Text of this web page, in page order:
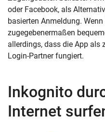
oder Facebook, als
basierten Anmeldung. Wenn
zugegebenermaßen
allerdings, dass die App als
Login-Partner fungiert.
Inkognito
Internet